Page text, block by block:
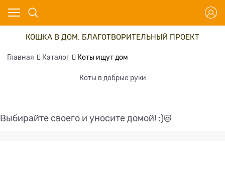
КОШКА В ДОМ. БЛАГОТВОРИТЕЛЬНЫЙ ПРОЕКТ
Главная Каталог Коты ищут дом
Коты в добрые руки
Выбирайте своего и уносите домой! :)😻